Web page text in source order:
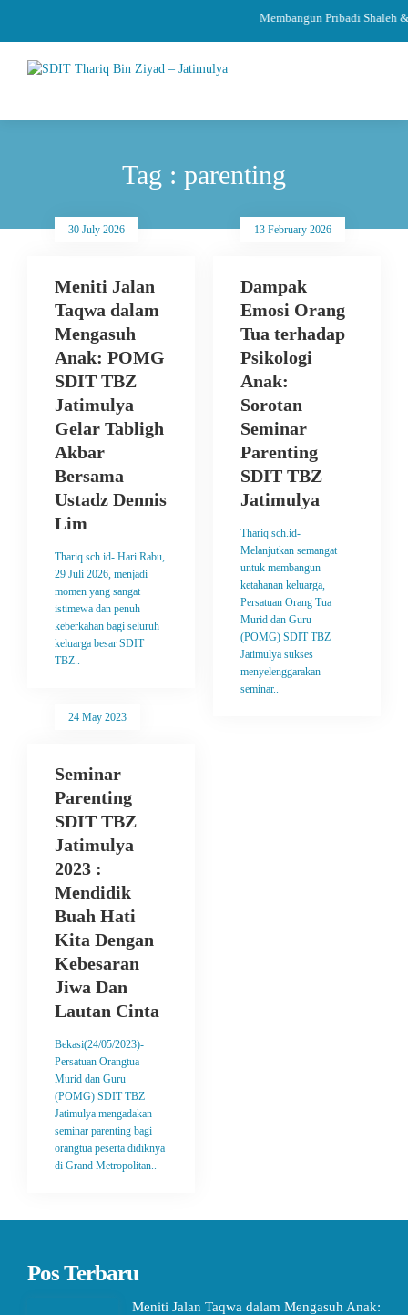
Membangun Pribadi Shaleh &
Tag : parenting
30 July 2026
Meniti Jalan
Taqwa dalam
Mengasuh
Anak: POMG
SDIT TBZ
Jatimulya
Gelar Tabligh
Akbar
Bersama
Ustadz Dennis
Lim
Thariq.sch.id- Hari Rabu,
29 Juli 2026, menjadi
momen yang sangat
istimewa dan penuh
keberkahan bagi seluruh
keluarga besar SDIT
TBZ..
13 February 2026
Dampak
Emosi Orang
Tua terhadap
Psikologi
Anak:
Sorotan
Seminar
Parenting
SDIT TBZ
Jatimulya
Thariq.sch.id-
Melanjutkan semangat
untuk membangun
ketahanan keluarga,
Persatuan Orang Tua
Murid dan Guru
(POMG) SDIT TBZ
Jatimulya sukses
menyelenggarakan
seminar..
24 May 2023
Seminar
Parenting
SDIT TBZ
Jatimulya
2023 :
Mendidik
Buah Hati
Kita Dengan
Kebesaran
Jiwa Dan
Lautan Cinta
Bekasi(24/05/2023)-
Persatuan Orangtua
Murid dan Guru
(POMG) SDIT TBZ
Jatimulya mengadakan
seminar parenting bagi
orangtua peserta didiknya
di Grand Metropolitan..
Pos Terbaru
Meniti Jalan Taqwa dalam Mengasuh Anak: